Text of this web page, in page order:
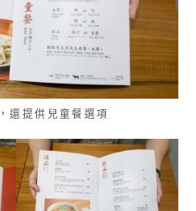
還提供兒童餐選項